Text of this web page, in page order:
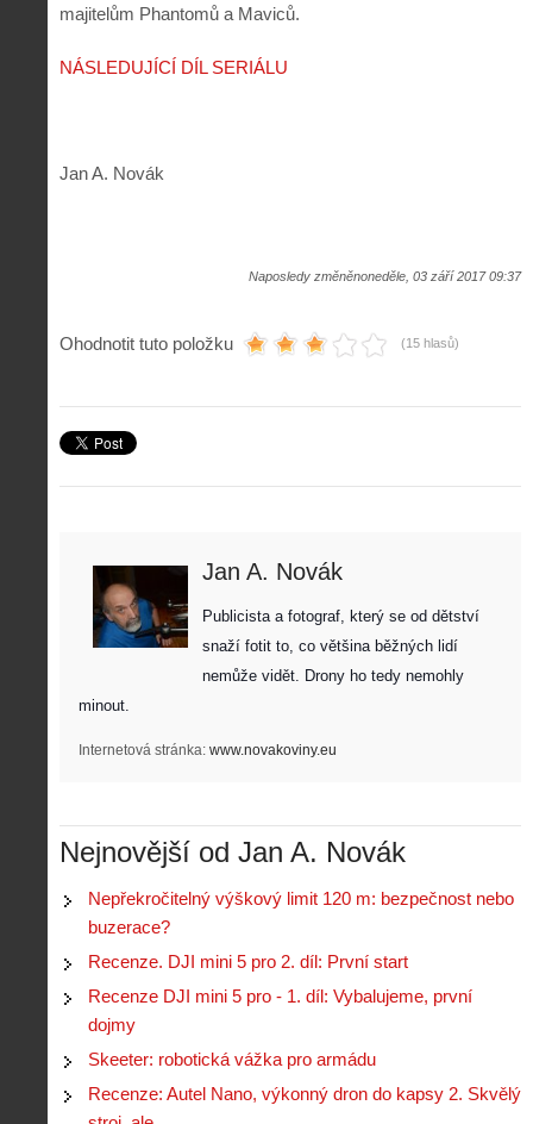
majitelům Phantomů a Maviců.
NÁSLEDUJÍCÍ DÍL SERIÁLU
Jan A. Novák
Naposledy změněnoneděle, 03 září 2017 09:37
Ohodnotit tuto položku (15 hlasů)
Jan A. Novák
Publicista a fotograf, který se od dětství
snaží fotit to, co většina běžných lidí
nemůže vidět. Drony ho tedy nemohly
minout.
Internetová stránka: www.novakoviny.eu
Nejnovější od Jan A. Novák
Nepřekročitelný výškový limit 120 m: bezpečnost nebo
buzerace?
Recenze. DJI mini 5 pro 2. díl: První start
Recenze DJI mini 5 pro - 1. díl: Vybalujeme, první
dojmy
Skeeter: robotická vážka pro armádu
Recenze: Autel Nano, výkonný dron do kapsy 2. Skvělý